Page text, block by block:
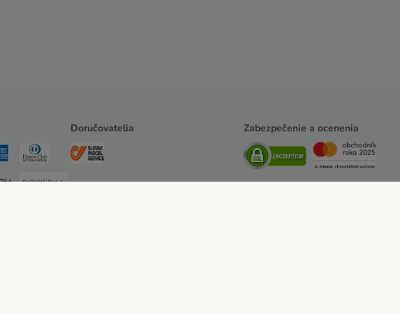
DOBIERKA
Doručovatelia Zabezpečenie a ocenenia